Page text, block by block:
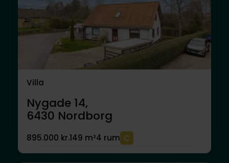
Villa
Nygade 14,
6430 Nordborg
895.000 kr.149 m²4 rum